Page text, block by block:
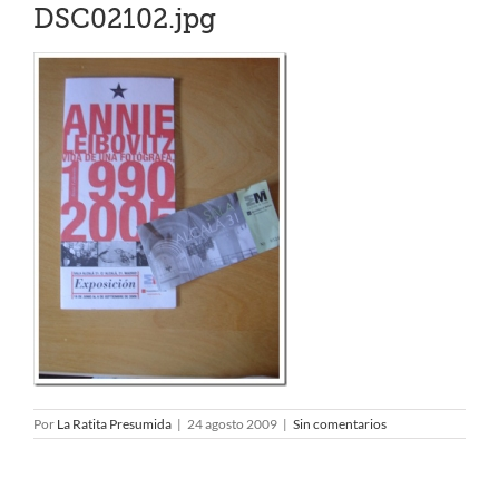
DSC02102.jpg
Por La Ratita Presumida | 24 agosto 2009 | Sin comentarios